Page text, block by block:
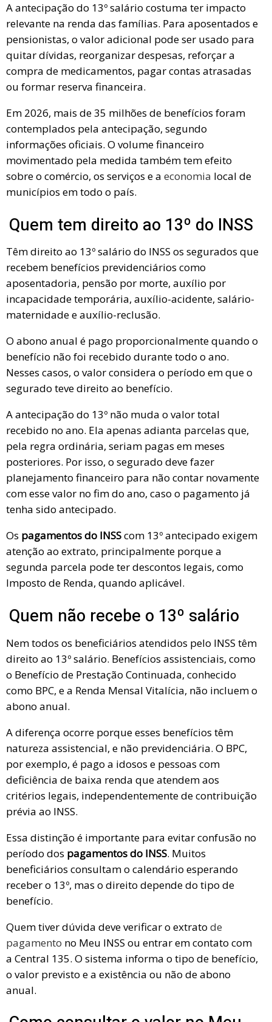
A antecipação do 13º salário costuma ter impacto
relevante na renda das famílias. Para aposentados e
pensionistas, o valor adicional pode ser usado para
quitar dívidas, reorganizar despesas, reforçar a
compra de medicamentos, pagar contas atrasadas
ou formar reserva financeira.
Em 2026, mais de 35 milhões de benefícios foram
contemplados pela antecipação, segundo
informações oficiais. O volume financeiro
movimentado pela medida também tem efeito
sobre o comércio, os serviços e a economia local de
municípios em todo o país.
Quem tem direito ao 13º do INSS
Têm direito ao 13º salário do INSS os segurados que
recebem benefícios previdenciários como
aposentadoria, pensão por morte, auxílio por
incapacidade temporária, auxílio-acidente, salário-
maternidade e auxílio-reclusão.
O abono anual é pago proporcionalmente quando o
benefício não foi recebido durante todo o ano.
Nesses casos, o valor considera o período em que o
segurado teve direito ao benefício.
A antecipação do 13º não muda o valor total
recebido no ano. Ela apenas adianta parcelas que,
pela regra ordinária, seriam pagas em meses
posteriores. Por isso, o segurado deve fazer
planejamento financeiro para não contar novamente
com esse valor no fim do ano, caso o pagamento já
tenha sido antecipado.
Os pagamentos do INSScom 13º antecipado exigem
atenção ao extrato, principalmente porque a
segunda parcela pode ter descontos legais, como
Imposto de Renda, quando aplicável.
Quem não recebe o 13º salário
Nem todos os beneficiários atendidos pelo INSS têm
direito ao 13º salário. Benefícios assistenciais, como
o Benefício de Prestação Continuada, conhecido
como BPC, e a Renda Mensal Vitalícia, não incluem o
abono anual.
A diferença ocorre porque esses benefícios têm
natureza assistencial, e não previdenciária. O BPC,
por exemplo, é pago a idosos e pessoas com
deficiência de baixa renda que atendem aos
critérios legais, independentemente de contribuição
prévia ao INSS.
Essa distinção é importante para evitar confusão no
período dos pagamentos do INSS. Muitos
beneficiários consultam o calendário esperando
receber o 13º, mas o direito depende do tipo de
benefício.
Quem tiver dúvida deve verificar o extrato de
pagamento no Meu INSS ou entrar em contato com
a Central 135. O sistema informa o tipo de benefício,
o valor previsto e a existência ou não de abono
anual.